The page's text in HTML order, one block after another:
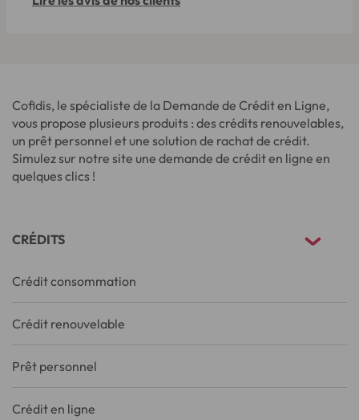
Cofidis, le spécialiste de la Demande de Crédit en Ligne,
vous propose plusieurs produits : des crédits renouvelables,
un prêt personnel et une solution de rachat de crédit.
Simulez sur notre site une demande de crédit en ligne en
quelques clics !
CRÉDITS
Crédit consommation
Crédit renouvelable
Prêt personnel
Crédit en ligne